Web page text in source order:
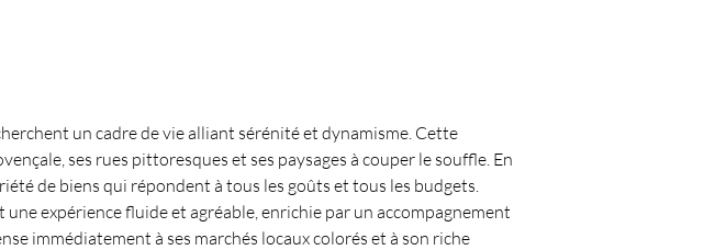
un cadre de vie alliant sérénité et dynamisme. Cette
ses rues pittoresques et ses paysages à couper le souffle. En
de biens qui répondent à tous les goûts et tous les budgets.
expérience fluide et agréable, enrichie par un accompagnement
immédiatement à ses marchés locaux colorés et à son riche